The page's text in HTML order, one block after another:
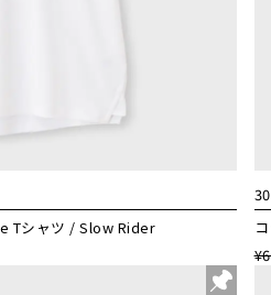
Tシャツ / Slow Rider